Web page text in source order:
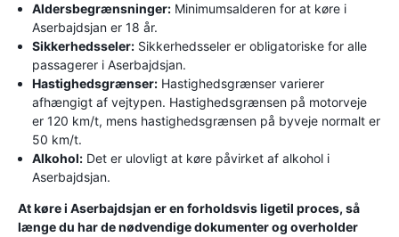
Aldersbegrænsninger: Minimumsalderen for at køre i
Aserbajdsjan er 18 år.
Sikkerhedsseler: Sikkerhedsseler er obligatoriske for alle
passagerer i Aserbajdsjan.
Hastighedsgrænser: Hastighedsgrænser varierer
afhængigt af vejtypen. Hastighedsgrænsen på motorveje
er 120 km/t, mens hastighedsgrænsen på byveje normalt er
50 km/t.
Alkohol: Det er ulovligt at køre påvirket af alkohol i
Aserbajdsjan.
At køre i Aserbajdsjan er en forholdsvis ligetil proces, så
længe du har de nødvendige dokumenter og overholder